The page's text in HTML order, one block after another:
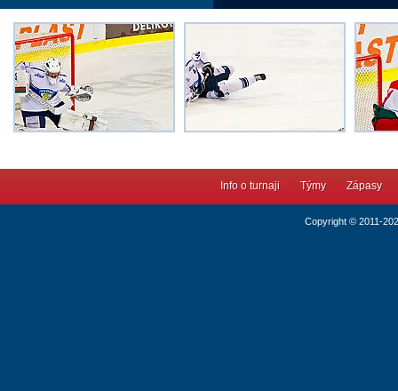
Info o turnaji Týmy Zápasy
Copyright © 2011-